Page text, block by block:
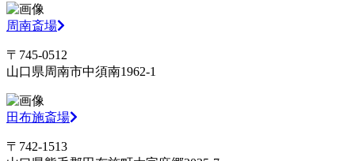
周南斎場
〒745-0512
山口県周南市中須南1962-1
田布施斎場
〒742-1513